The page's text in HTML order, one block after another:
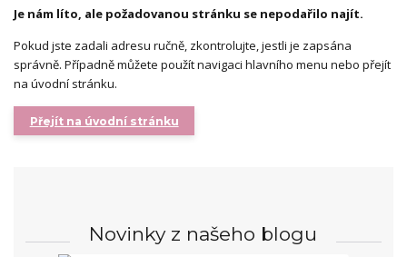
Je nám líto, ale požadovanou stránku se nepodařilo najít.
Pokud jste zadali adresu ručně, zkontrolujte, jestli je zapsána
správně. Případně můžete použít navigaci hlavního menu nebo přejít
na úvodní stránku.
Přejít na úvodní stránku
Novinky z našeho blogu